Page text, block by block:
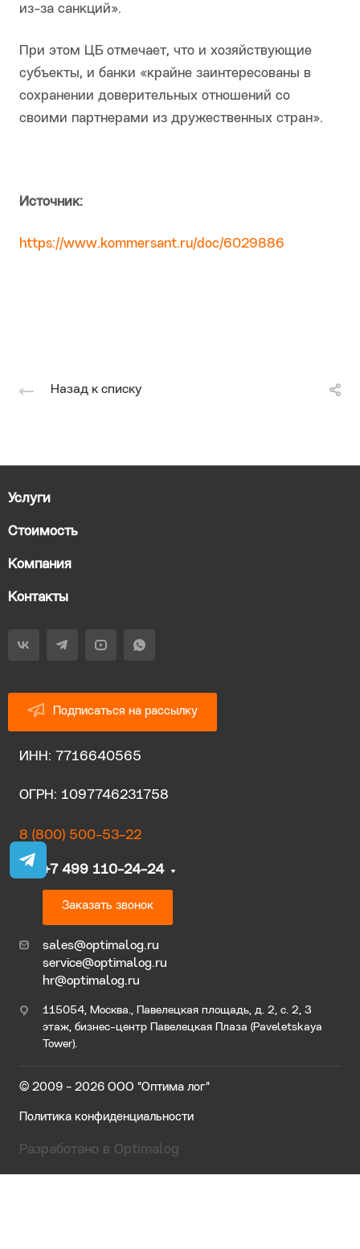
из-за санкций».
При этом ЦБ отмечает, что и хозяйствующие
субъекты, и банки «крайне заинтересованы в
сохранении доверительных отношений со
своими партнерами из дружественных стран».
Источник:
https://www.kommersant.ru/doc/6029886
Назад к списку
Услуги
Стоимость
Компания
Контакты
Подписаться на рассылку
ИНН: 7716640565
ОГРН: 1097746231758
8 (800) 500-53-22
+7 499 110-24-24
Заказать звонок
sales@optimalog.ru
service@optimalog.ru
hr@optimalog.ru
115054, Москва., Павелецкая площадь, д. 2, с. 2, 3
этаж, бизнес-центр Павелецкая Плаза (Paveletskaya
Tower).
© 2009 - 2026 ООО "Оптима лог"
Политика конфиденциальности
Разработано в Optimalog